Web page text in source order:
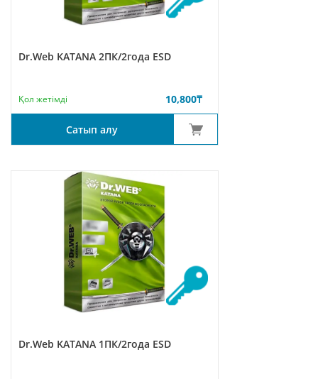
Dr.Web KATANA 2ПК/2года ESD
Қол жетімді 10,800₸
Сатып алу
Dr.Web KATANA 1ПК/2года ESD